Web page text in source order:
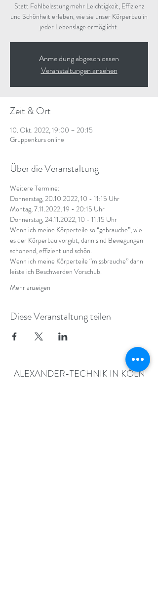
Statt Fehlbelastung mehr Leichtigkeit, Effizienz
und Schönheit erleben, wie sie unser Körperbau in
jeder Lebenslage ermöglicht.
Anmeldung abgeschlossen
Veranstaltungen ansehen
Zeit & Ort
10. Okt. 2022, 19:00 – 20:15
Gruppenkurs online
Über die Veranstaltung
Weitere Termine:
Donnerstag, 20.10.2022, 10 - 11:15 Uhr
Montag, 7.11.2022, 19 - 20:15 Uhr
Donnerstag, 24.11.2022, 10 - 11:15 Uhr
Wenn ich meine Körperteile so “gebrauche”, wie
es der Körperbau vorgibt, dann sind Bewegungen
schonend, effizient und schön.
Wenn ich meine Körperteile “missbrauche” dann
leiste ich Beschwerden Vorschub.
Mehr anzeigen
Diese Veranstaltung teilen
ALEXANDER-TECHNIK IN KÖLN